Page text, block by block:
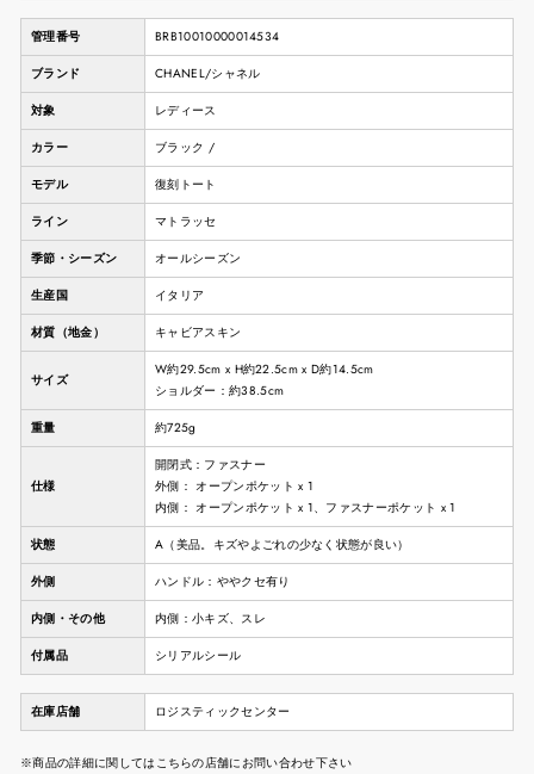
管理番号 BRB10010000014534
ブランド CHANEL/シャネル
対象 レディース
カラー ブラック /
モデル 復刻トート
ライン マトラッセ
季節・シーズン オールシーズン
生産国 イタリア
材質（地金） キャビアスキン
サイズ
W約29.5cm x H約22.5cm x D約14.5cm
ショルダー：約38.5cm
重量 約725g
仕様
開閉式：ファスナー
外側： オープンポケット x 1
内側： オープンポケット x 1、ファスナーポケット x 1
状態 A（美品。キズやよごれの少なく状態が良い）
外側 ハンドル：ややクセ有り
内側・その他 内側：小キズ、スレ
付属品 シリアルシール
在庫店舗 ロジスティックセンター
※商品の詳細に関してはこちらの店舗にお問い合わせ下さい